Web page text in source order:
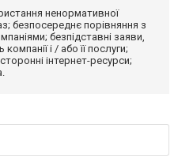
ненормативної
безпосереднє порівняння з
безпідставні заяви,
і / або її послуги;
інтернет-ресурси;